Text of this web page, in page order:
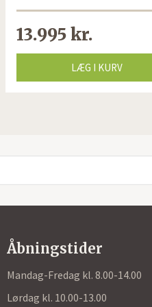
13.995 kr.
LÆG I KURV
Åbningstider
Mandag-Fredag kl. 8.00-14.00
Lørdag kl. 10.00-13.00